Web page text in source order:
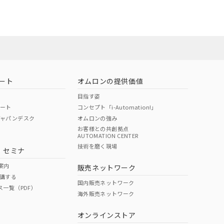
O O
ト
ト
パンデスク
セミナ
内
する
覧（PDF）
オムロンの提供価値
目指す姿
コンセプト「i-Automation!」
オムロンの強み
お客様との共創拠点
AUTOMATION CENTER
技術を磨く現場
販売ネットワーク
国内販売ネットワーク
海外販売ネットワーク
オンラインストア